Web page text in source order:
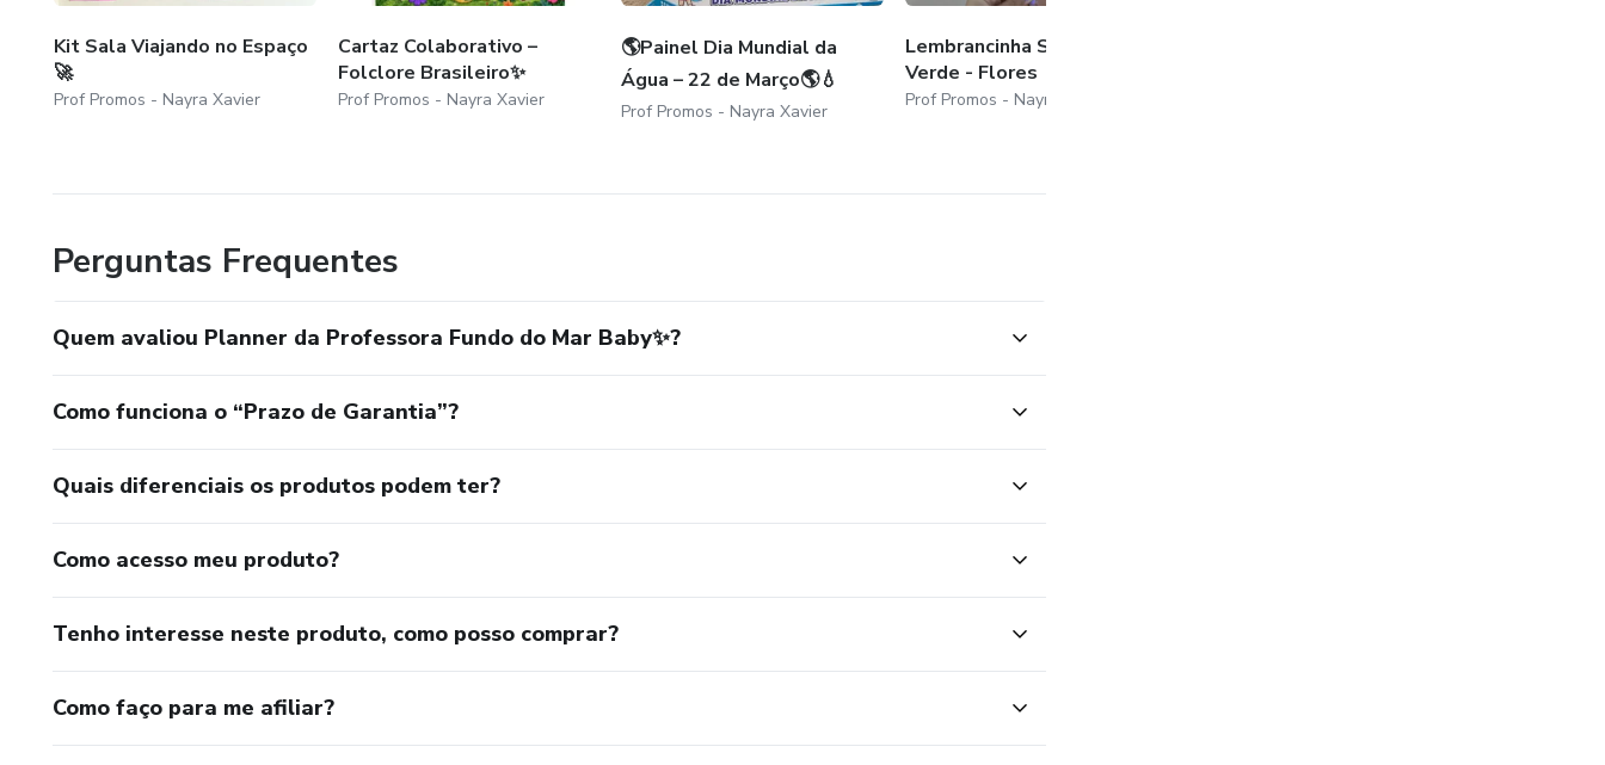
Kit Sala Viajando no Espaço
🚀
Prof Promos - Nayra Xavier
Cartaz Colaborativo –
Folclore Brasileiro✨
Prof Promos - Nayra Xavier
🌎Painel Dia Mundial da
Água – 22 de Março🌎💧
Prof Promos - Nayra Xavier
Lembrancinha Setembro
Verde - Flores
Prof Promos - Nayra Xavier
Perguntas Frequentes
Quem avaliou Planner da Professora Fundo do Mar Baby✨?
Como funciona o “Prazo de Garantia”?
Quais diferenciais os produtos podem ter?
Como acesso meu produto?
Tenho interesse neste produto, como posso comprar?
Como faço para me afiliar?